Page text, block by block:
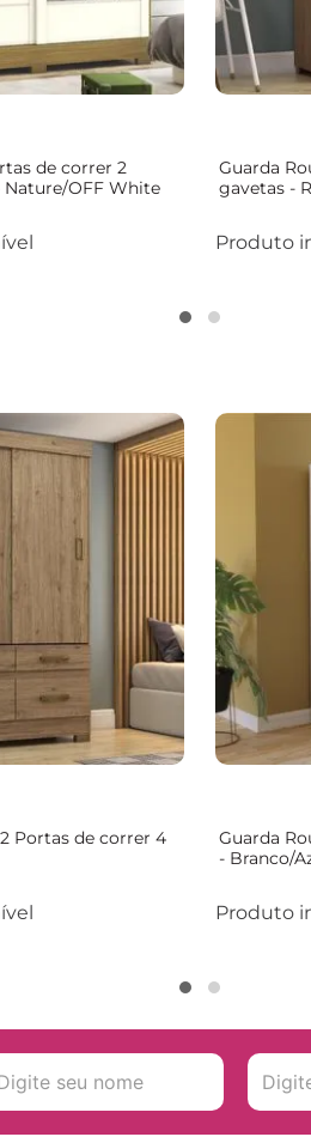
de correr 2
Nature/OFF White
Guarda
gavetas -
Produto
Portas de correr 4
Guarda
- Branco/
Produto